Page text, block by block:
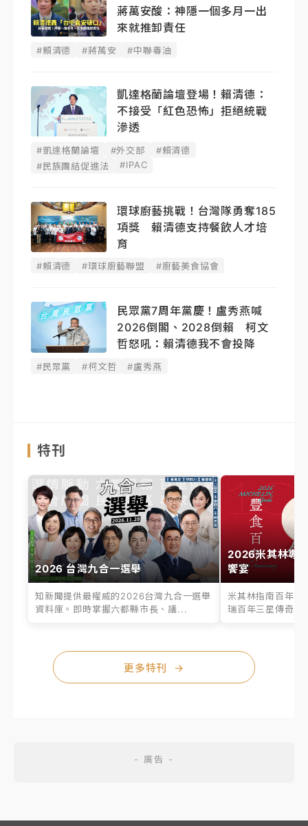
蔣萬安酸：神隱一個多月一出
來就推卸責任
#賴清德 #蔣萬安 #中聯毒油
凱達格蘭論壇登場！賴清德：
不接受「紅色恐怖」拒絕統戰
滲透
#凱達格蘭論壇 #外交部
#賴清德
#民族團結促進法
#IPAC
環球廚藝挑戰！台灣隊勇奪185
項獎 賴清德支持餐飲人才培
育
#賴清德 #環球廚藝聯盟 #廚藝美食協會
民眾黨7周年黨慶！盧秀燕喊
2026倒閣、2028倒賴 柯文
哲怒吼：賴清德我不會投降
#民眾黨 #柯文哲 #盧秀燕
特刊
2026 台灣九合一選舉
知新聞提供最權威的2026台灣九合一選舉
資料庫。即時掌握六都縣市長、議...
2026米其林專
饗宴
米其林指南百年之
瑞百年三星傳奇、
更多特刊 →